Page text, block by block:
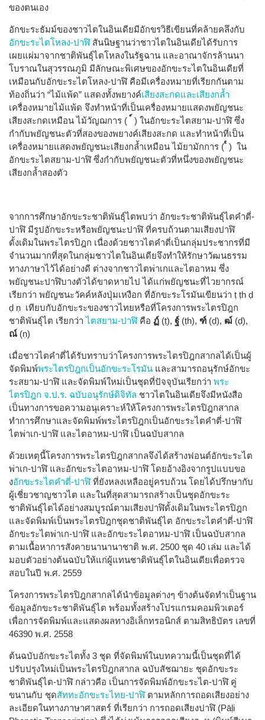
ของตนเอง
อักขะระธัมม์ของชาวไตในอินเดียมีอักขรวิธีเขียนที่คล้ายคลึงกับ
อักขะระไตโหลง-ปาฬิสันนิษฐานว่าชาวไตในอินเดียได้รับการ
เผยแผ่มาจากชาติพันธุ์ไตโหลงในรัฐฉาน และอาณาจักรล้านนา
โบราณในสุวรรณภูมิ มีลักษณะพิเศษของอักขะระไตในอินเดียที่
เหมือนกับอักขะระไตโหลง-ปาฬิ คือมีเครื่องหมายที่เรียกกันตาม
ท้องถิ่นว่า “ไม้แพ้ด” แสดงทั้งพยางค์เสียงสะกดและเสียงกล้ำ
เครื่องหมายไม้แพ้ด จึงทำหน้าที่เป็นเครื่องหมายแสดงพยัญชนะ
เสียงสะกดเหมือน ไม้วัญฌการ (
) ในอักขะระไตสยาม-ปาฬิ ซึ่ง
กำกับพยัญชนะตัวที่สองของพยางค์เสียงสะกด และทำหน้าที่เป็น
เครื่องหมายแสดงพยัญชนะเสียงกล้ำเหมือน ไม้ยามักการ (๎ ) ใน
อักขะระไตสยาม-ปาฬิ ซึ่งกำกับพยัญชนะตัวที่หนึ่งของพยัญชนะ
เสียงกล้ำสองตัว
จากการศึกษาอักขะระชาติพันธุ์ไตพบว่า อักขะระชาติพันธ์ุไตคำตี่-
ปาฬิ มีรูปอักขะระหรือพยัญชนะปาฬิ ที่ครบถ้วนตามเสียงปาฬิ
ดั้งเดิมในพระไตรปิฎก เนื่องด้วยชาวไตคำตี่เป็นกลุ่มประชากรที่มี
จำนวนมากที่สุดในกลุ่มชาวไตในอินเดียจึงทำให้รักษาวัฒนธรรม
ทางภาษาไว้ได้อย่างดี ต่างจากชาวไตพ่าเกและไตอาหม ซึ่ง
พยัญชนะปาฬิบางตัวได้ขาดหายไป ได้แก่พยัญชนะที่ไวยากรณ์
เรียกว่า พยัญชนะวัคค์หลังปุ่มเหงือก ที่อักขะระโรมันเขียนว่า ṭ ṭh ḍ
ḍ ṇ เทียบกับอักขะระของชาวไทยหรือที่โครงการพระไตรปิฎก
ชาติพันธุ์ไต เรียกว่าไตสยาม-ปาฬิ คือ ฏ์ (ṭ), ฐ์ (ṭh), ฑ์ (ḍ), ฒ์ (ḍ),
ณ์ (ṇ)
เมื่อชาวไตคำตี่ได้รับทราบว่าโครงการพระไตรปิฎกสากลได้เป็นผู้
จัดพิมพ์พระไตรปิฎกเป็นอักขะระโรมัน และสามารถอนุรักษ์อักขะ
ระสยาม-ปาฬิ และจัดพิมพ์ใหม่เป็นชุดที่ปัจจุบันเรียกว่า พระ
ไตรปิฎก จ.ป.ร. ฉบับอนุรักษ์ดิจิทัล ชาวไตในอินเดียจึงมีหนังสือ
เป็นทางการขอความอนุเคราะห์ให้โครงการพระไตรปิฎกสากล
ทำการศึกษาและจัดพิมพ์พระไตรปิฎกเป็นอักขะระไตคำตี่-ปาฬิ
ไตพ่าเก-ปาฬิ และไตอาหม-ปาฬิ เป็นฉบับสากล
ด้วยเหตุนี้โครงการพระไตรปิฎกสากลจึงได้สร้างฟอนต์อักขะระไต
พ่าเก-ปาฬิ และอักขะระไตอาหม-ปาฬิ โดยอ้างอิงจากรูปแบบขอ
งอักขะระไตคำตี่-ปาฬิที่ยังหลงเหลืออยู่ครบถ้วน โดยได้ปรึกษากับ
ผู้เชี่ยวชาญชาวไต และในที่สุดสามารถสร้างเป็นชุดอักขะระ
ชาติพันธุ์ไตได้อย่างสมบูรณ์ตามเสียงปาฬิดั้งเดิมในพระไตรปิฎก
และจัดพิมพ์เป็นพระไตรปิฎกชุดชาติพันธุ์ไต อักขะระไตคำตี่-ปาฬิ
อักขะระไตพ่าเก-ปาฬิ และอักขะระไตอาหม-ปาฬิ เป็นฉบับสากล
ตามเนื้อหาการสังคายนานานาชาติ พ.ศ. 2500 ชุด 40 เล่ม และได้
มอบตัวอย่างต้นฉบับให้แก่ผู้แทนชาติพันธ์ุไตในอินเดียเพื่อตรวจ
สอบในปี พ.ศ. 2559
โครงการพระไตรปิฎกสากลได้นำข้อมูลต่างๆ ข้างต้นจัดทำเป็นฐาน
ข้อมูลอักขะระชาติพันธุ์ไต พร้อมทั้งสร้างโปรแกรมคอมพิวเตอร์
เพื่อการจัดพิมพ์และแสดงผลทางอิเล็กทรอนิกส์ ตามสิทธิบัตร เลขที่
46390 พ.ศ. 2558
ต้นฉบับอักขะระไตทั้ง 3 ชุด ที่จัดพิมพ์ในบทความนี้เป็นชุดที่ได้
ปรับปรุงใหม่เป็นพระไตรปิฎกสากล ฉบับสัชฌายะ ชุดอักขะระ
ชาติพันธุ์ไต-ปาฬิ กล่าวคือ เป็นการจัดพิมพ์อักขะระไต-ปาฬิ คู่
ขนานกับ ชุดสัททะอักขะระไทย-ปาฬิ ตามหลักการถอดเสียงอย่าง
ละเอียดในทางภาษาศาสตร์ ที่เรียกว่า การถอดเสียงปาฬิ (Pāḷi